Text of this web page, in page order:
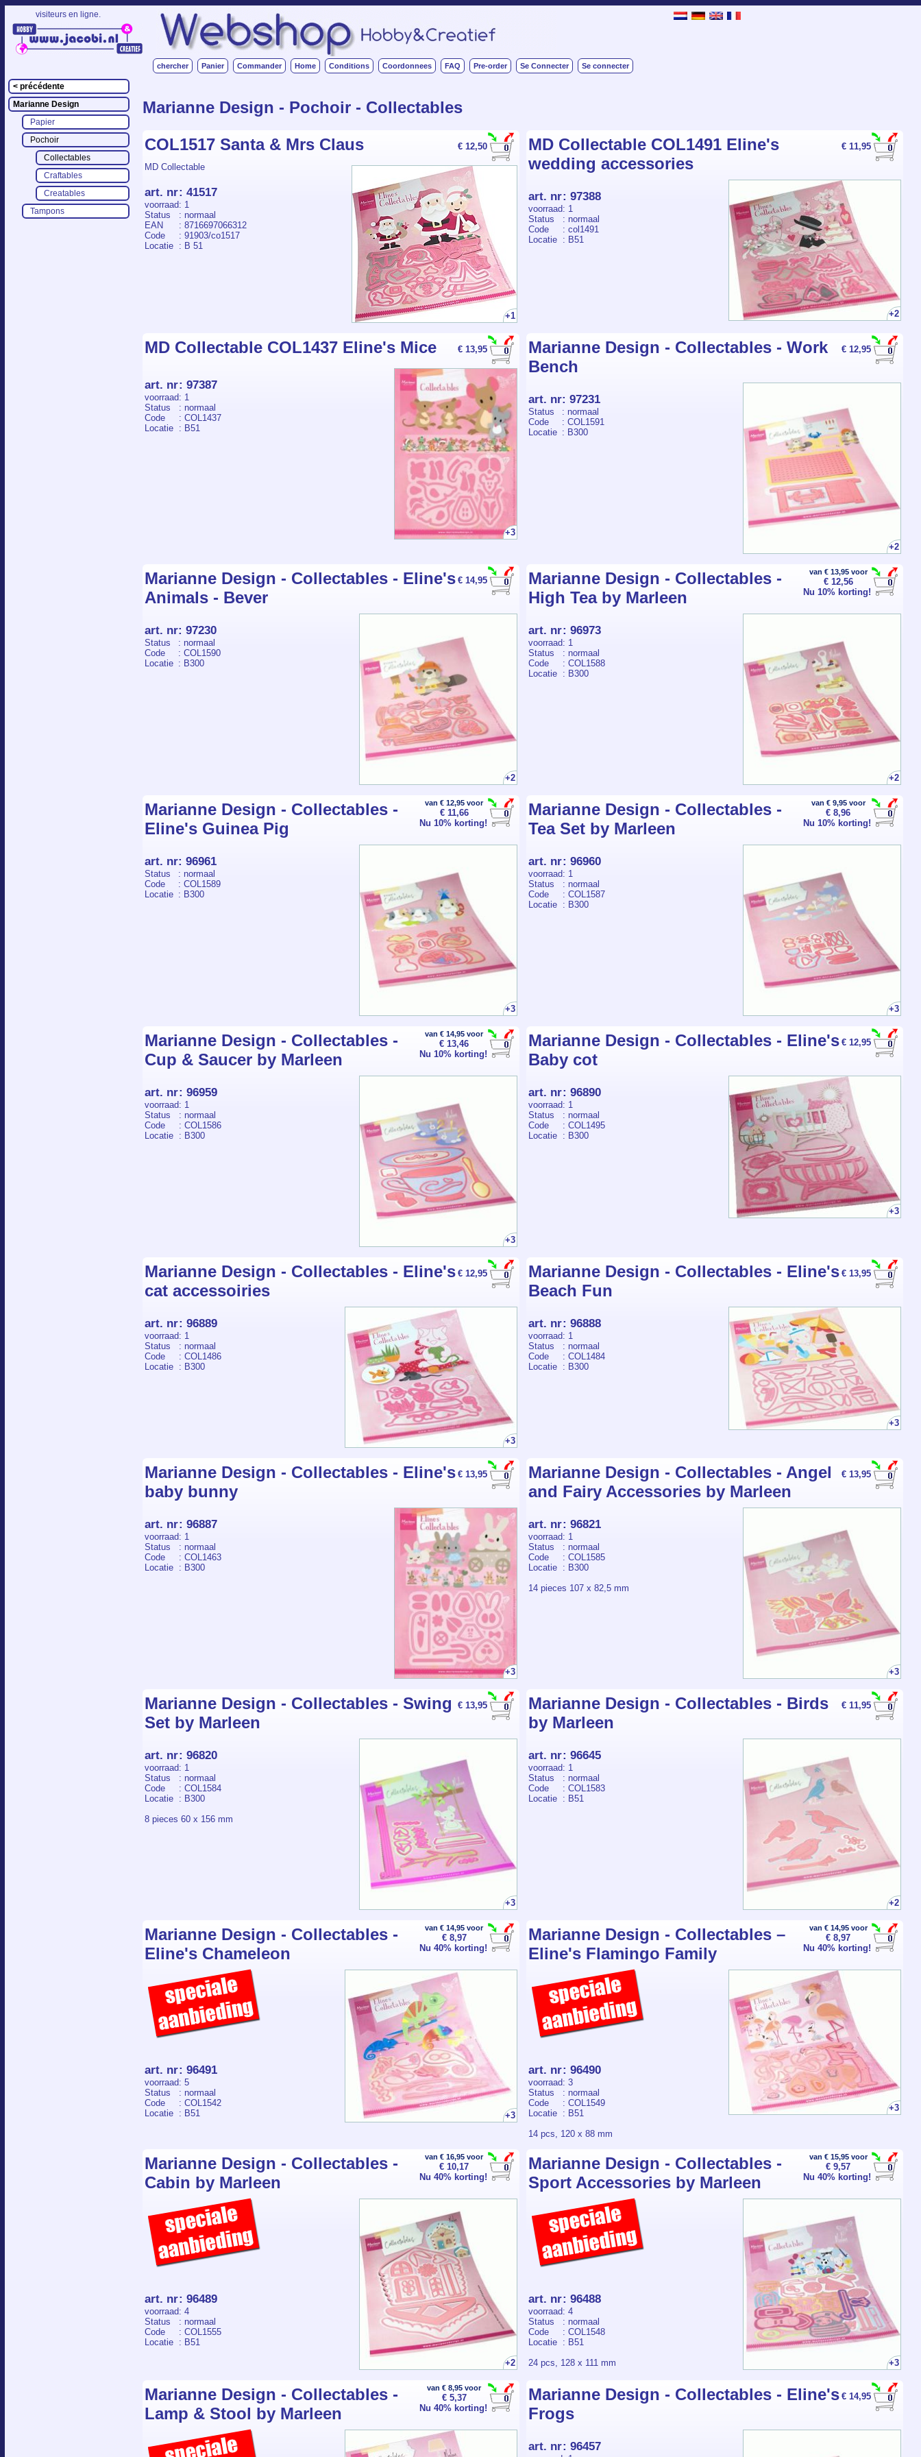
visiteurs en ligne.
chercher Panier Commander Home Conditions Coordonnees FAQ Pre-order Se Connecter Se connecter
< précédente
Marianne Design
Papier
Pochoir
Collectables
Craftables
Creatables
Tampons
Marianne Design - Pochoir - Collectables
€ 12,50
COL1517 Santa & Mrs Claus
MD Collectable
+1
art. nr: 41517
voorraad: 1
Status
: normaal
EAN
: 8716697066312
Code
: 91903/co1517
Locatie
: B 51
€ 11,95
MD Collectable COL1491 Eline's
wedding accessories
+2
art. nr: 97388
voorraad: 1
Status
: normaal
Code
: col1491
Locatie
: B51
€ 13,95
MD Collectable COL1437 Eline's Mice
+3
art. nr: 97387
voorraad: 1
Status
: normaal
Code
: COL1437
Locatie
: B51
€ 12,95
Marianne Design - Collectables - Work
Bench
+2
art. nr: 97231
Status
: normaal
Code
: COL1591
Locatie : B300
€ 14,95
Marianne Design - Collectables - Eline's
Animals - Bever
+2
art. nr: 97230
Status
: normaal
Code
: COL1590
Locatie : B300
van € 13,95 voor
€ 12,56
Nu 10% korting!
Marianne Design - Collectables -
High Tea by Marleen
+2
art. nr: 96973
voorraad: 1
Status
: normaal
Code
: COL1588
Locatie
: B300
van € 12,95 voor
€ 11,66
Nu 10% korting!
Marianne Design - Collectables -
Eline's Guinea Pig
+3
art. nr: 96961
Status
: normaal
Code
: COL1589
Locatie : B300
van € 9,95 voor
€ 8,96
Nu 10% korting!
Marianne Design - Collectables -
Tea Set by Marleen
+3
art. nr: 96960
voorraad: 1
Status
: normaal
Code
: COL1587
Locatie
: B300
van € 14,95 voor
€ 13,46
Nu 10% korting!
Marianne Design - Collectables -
Cup & Saucer by Marleen
+3
art. nr: 96959
voorraad: 1
Status
: normaal
Code
: COL1586
Locatie
: B300
€ 12,95
Marianne Design - Collectables - Eline's
Baby cot
+3
art. nr: 96890
voorraad: 1
Status
: normaal
Code
: COL1495
Locatie
: B300
€ 12,95
Marianne Design - Collectables - Eline's
cat accessoiries
+3
art. nr: 96889
voorraad: 1
Status
: normaal
Code
: COL1486
Locatie
: B300
€ 13,95
Marianne Design - Collectables - Eline's
Beach Fun
+3
art. nr: 96888
voorraad: 1
Status
: normaal
Code
: COL1484
Locatie
: B300
€ 13,95
Marianne Design - Collectables - Eline's
baby bunny
+3
art. nr: 96887
voorraad: 1
Status
: normaal
Code
: COL1463
Locatie
: B300
€ 13,95
Marianne Design - Collectables - Angel
and Fairy Accessories by Marleen
+3
art. nr: 96821
voorraad: 1
Status
: normaal
Code
: COL1585
Locatie
: B300
14 pieces 107 x 82,5 mm
€ 13,95
Marianne Design - Collectables - Swing
Set by Marleen
+3
art. nr: 96820
voorraad: 1
Status
: normaal
Code
: COL1584
Locatie
: B300
8 pieces 60 x 156 mm
€ 11,95
Marianne Design - Collectables - Birds
by Marleen
+2
art. nr: 96645
voorraad: 1
Status
: normaal
Code
: COL1583
Locatie
: B51
van € 14,95 voor
€ 8,97
Nu 40% korting!
Marianne Design - Collectables -
Eline's Chameleon
+3
art. nr: 96491
voorraad: 5
Status
: normaal
Code
: COL1542
Locatie
: B51
van € 14,95 voor
€ 8,97
Nu 40% korting!
Marianne Design - Collectables –
Eline's Flamingo Family
+3
art. nr: 96490
voorraad: 3
Status
: normaal
Code
: COL1549
Locatie
: B51
14 pcs, 120 x 88 mm
van € 16,95 voor
€ 10,17
Nu 40% korting!
Marianne Design - Collectables -
Cabin by Marleen
+2
art. nr: 96489
voorraad: 4
Status
: normaal
Code
: COL1555
Locatie
: B51
van € 15,95 voor
€ 9,57
Nu 40% korting!
Marianne Design - Collectables -
Sport Accessories by Marleen
+3
art. nr: 96488
voorraad: 4
Status
: normaal
Code
: COL1548
Locatie
: B51
24 pcs, 128 x 111 mm
van € 8,95 voor
€ 5,37
Nu 40% korting!
Marianne Design - Collectables -
Lamp & Stool by Marleen
€ 14,95
Marianne Design - Collectables - Eline's
Frogs
art. nr: 96457